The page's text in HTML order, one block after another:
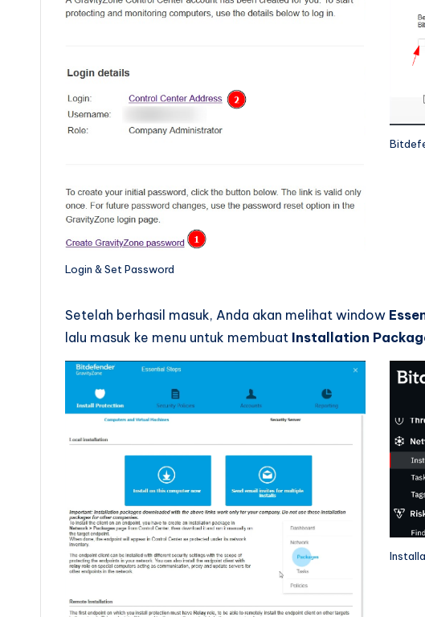
Login & Set Password
Setelah berhasil masuk, Anda akan melihat window
lalu masuk ke menu untuk membuat Installation